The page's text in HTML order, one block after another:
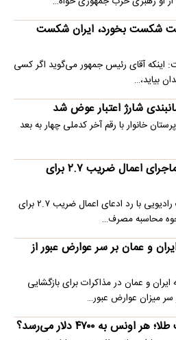
شکست بخورد، ایران شکست
اینکه آقای رئیس جمهور می‌گوید اگر کسی
بیاید،…
شارژ اعتبار عوض شد
خانوار با رقم آخر کدملی چهار به بعد
اولین واکنش رسمی به ماجرای اعمال ضریب ۲.۷ برای
سازمان تنظیم مقررات و ارتباطات رادیویی با رد ادعای اعمال ضریب ۲.۷ برای
محاسبه مصرف…
و عمان بر سر عوارض عبور از
و عمان در مذاکرات برای بازگشایی
سر میزان عوارض عبور…
به ۴۷۰۰ دلار می‌رسد؟